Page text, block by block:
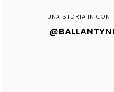
UNA STORIA IN